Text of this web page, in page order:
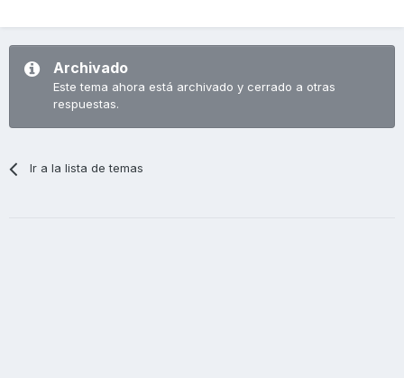
Archivado
Este tema ahora está archivado y cerrado a otras
respuestas.
Ir a la lista de temas